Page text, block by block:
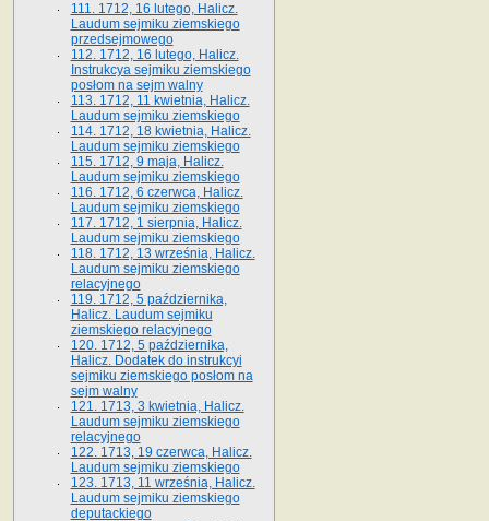
111. 1712, 16 lutego, Halicz.
Laudum sejmiku ziemskiego
przedsejmowego
112. 1712, 16 lutego, Halicz.
Instrukcya sejmiku ziemskiego
posłom na sejm walny
113. 1712, 11 kwietnia, Halicz.
Laudum sejmiku ziemskiego
114. 1712, 18 kwietnia, Halicz.
Laudum sejmiku ziemskiego
115. 1712, 9 maja, Halicz.
Laudum sejmiku ziemskiego
116. 1712, 6 czerwca, Halicz.
Laudum sejmiku ziemskiego
117. 1712, 1 sierpnia, Halicz.
Laudum sejmiku ziemskiego
118. 1712, 13 września, Halicz.
Laudum sejmiku ziemskiego
relacyjnego
119. 1712, 5 października,
Halicz. Laudum sejmiku
ziemskiego relacyjnego
120. 1712, 5 października,
Halicz. Dodatek do instrukcyi
sejmiku ziemskiego posłom na
sejm walny
121. 1713, 3 kwietnia, Halicz.
Laudum sejmiku ziemskiego
relacyjnego
122. 1713, 19 czerwca, Halicz.
Laudum sejmiku ziemskiego
123. 1713, 11 września, Halicz.
Laudum sejmiku ziemskiego
deputackiego